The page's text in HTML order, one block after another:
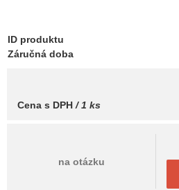
ID produktu
Záručná doba
Cena s DPH/ 1 ks
na otázku